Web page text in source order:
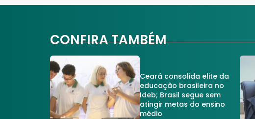
CONFIRA TAMBÉM
Ceará consolida elite da
educação brasileira no
Ideb; Brasil segue sem
atingir metas do ensino
médio